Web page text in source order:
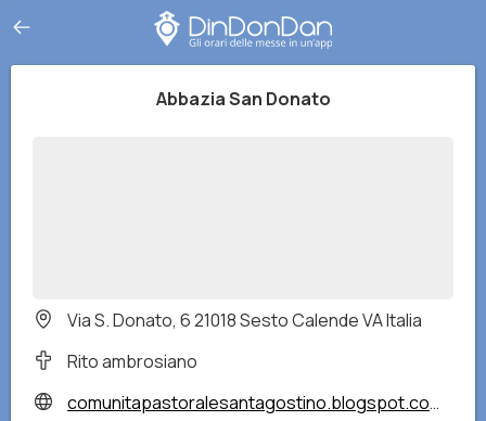
Abbazia San Donato
Via S. Donato, 6 21018 Sesto Calende VA Italia
Rito ambrosiano
comunitapastoralesantagostino.blogspot.com/